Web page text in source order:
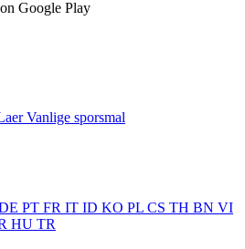
Google Play
Vanlige sporsmal
PT FR IT ID KO PL CS TH BN VI
HU TR